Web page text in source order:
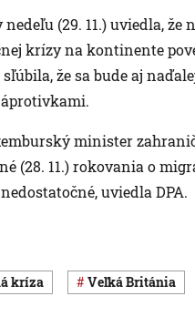
(29. 11.) uviedla, že
krízy na kontinente
že sa bude aj
minister
(28. 11.) rokovania o
uviedla DPA.
kríza Veľká Británia